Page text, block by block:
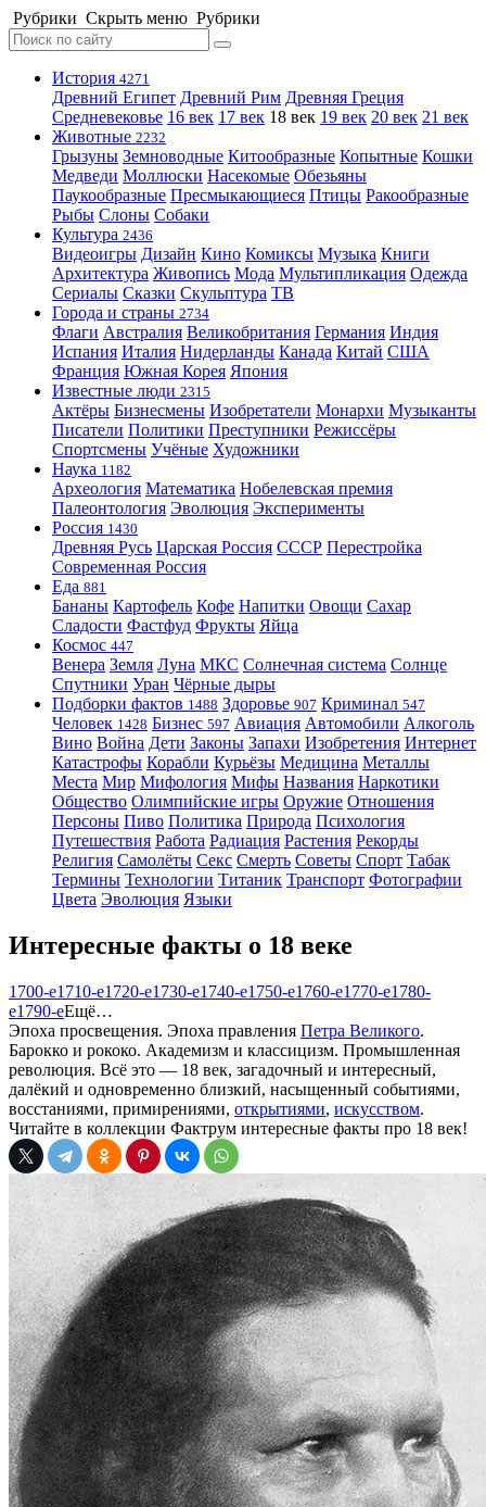
Рубрики Скрыть меню Рубрики
История 4271
Древний Египет Древний Рим Древняя Греция
Средневековье 16 век 17 век 18 век 19 век 20 век 21 век
Животные 2232
Грызуны Земноводные Китообразные Копытные Кошки
Медведи Моллюски Насекомые Обезьяны
Паукообразные Пресмыкающиеся Птицы Ракообразные
Рыбы Слоны Собаки
Культура 2436
Видеоигры Дизайн Кино Комиксы Музыка Книги
Архитектура Живопись Мода Мультипликация Одежда
Сериалы Сказки Скульптура ТВ
Города и страны 2734
Флаги Австралия Великобритания Германия Индия
Испания Италия Нидерланды Канада Китай США
Франция Южная Корея Япония
Известные люди 2315
Актёры Бизнесмены Изобретатели Монархи Музыканты
Писатели Политики Преступники Режиссёры
Спортсмены Учёные Художники
Наука 1182
Археология Математика Нобелевская премия
Палеонтология Эволюция Эксперименты
Россия 1430
Древняя Русь Царская Россия СССР Перестройка
Современная Россия
Еда 881
Бананы Картофель Кофе Напитки Овощи Сахар
Сладости Фастфуд Фрукты Яйца
Космос 447
Венера Земля Луна МКС Солнечная система Солнце
Спутники Уран Чёрные дыры
Подборки фактов 1488 Здоровье 907 Криминал 547
Человек 1428 Бизнес 597 Авиация Автомобили Алкоголь
Вино Война Дети Законы Запахи Изобретения Интернет
Катастрофы Корабли Курьёзы Медицина Металлы
Места Мир Мифология Мифы Названия Наркотики
Общество Олимпийские игры Оружие Отношения
Персоны Пиво Политика Природа Психология
Путешествия Работа Радиация Растения Рекорды
Религия Самолёты Секс Смерть Советы Спорт Табак
Термины Технологии Титаник Транспорт Фотографии
Цвета Эволюция Языки
Интересные факты о 18 веке
1700-е1710-е1720-е1730-е1740-е1750-е1760-е1770-е1780-
е1790-еЕщё…
Эпоха просвещения. Эпоха правления Петра Великого.
Барокко и рококо. Академизм и классицизм. Промышленная
революция. Всё это — 18 век, загадочный и интересный,
далёкий и одновременно близкий, насыщенный событиями,
восстаниями, примирениями, открытиями, искусством.
Читайте в коллекции Фактрум интересные факты про 18 век!